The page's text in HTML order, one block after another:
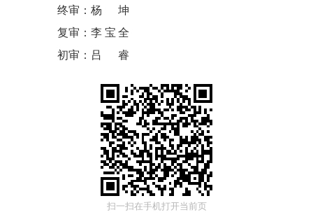
终审： 杨坤
复审： 李宝全
初审： 吕睿
扫一扫在手机打开当前页